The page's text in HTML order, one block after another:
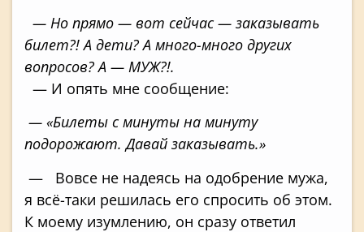
— Но прямо — вот сейчас — заказывать
билет?! А дети? А много-много других
вопросов? А — МУЖ?!.
— И опять мне сообщение:
— «Билеты с минуты на минуту
подорожают. Давай заказывать.»
— Вовсе не надеясь на одобрение мужа,
я всё-таки решилась его спросить об этом.
К моему изумлению, он сразу ответил